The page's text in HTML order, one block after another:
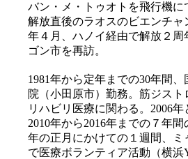
バン・メ・トゥオトを飛行機に
解放直後のラオスのビエンチャ
年４月、ハノイ経由で解放２周
ゴン市を再訪。
1981年から定年までの30年間
院（小田原市）勤務。筋ジス
リハビリ医療に関わる。2006年
2010年から2016年までの７年
年の正月にかけての１週間、ミ
で医療ボランティア活動（横浜